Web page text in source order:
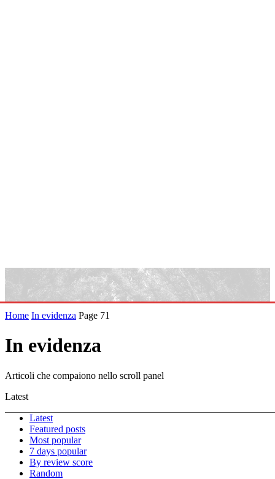
Home In evidenza Page 71
In evidenza
Articoli che compaiono nello scroll panel
Latest
Latest
Featured posts
Most popular
7 days popular
By review score
Random